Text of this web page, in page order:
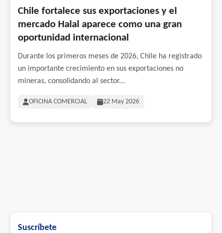
Chile fortalece sus exportaciones y el
mercado Halal aparece como una gran
oportunidad internacional
Durante los primeros meses de 2026, Chile ha registrado
un importante crecimiento en sus exportaciones no
mineras, consolidando al sector...
OFICINA COMERCIAL 22 May 2026
Suscríbete